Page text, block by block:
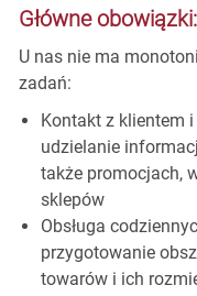
Główne obowiązki:
U nas nie ma
zadań:
Kontakt z klientem
udzielanie
także promocjach,
sklepów
Obsługa
przygotowanie
towarów i ich